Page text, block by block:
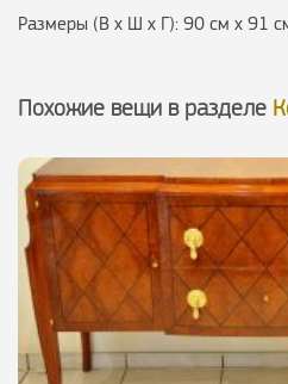
Размеры (В х Ш х Г): 90 см х 91
Похожие вещи в разделе